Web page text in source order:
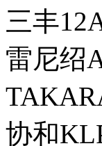
三丰
雷尼绍
协和